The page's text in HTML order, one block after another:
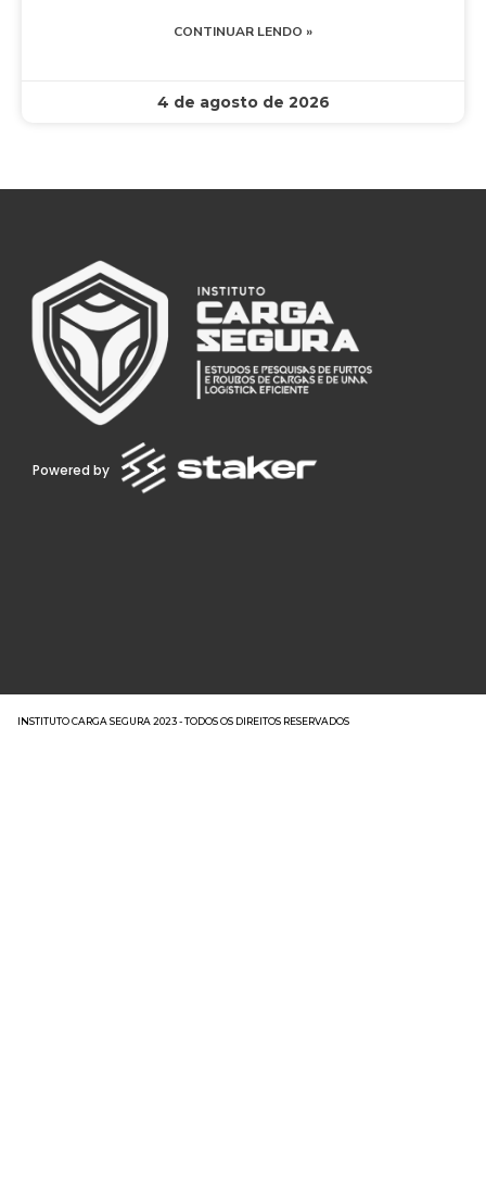
CONTINUAR LENDO »
4 de agosto de 2026
Powered by
INSTITUTO CARGA SEGURA 2023 - TODOS OS DIREITOS RESERVADOS